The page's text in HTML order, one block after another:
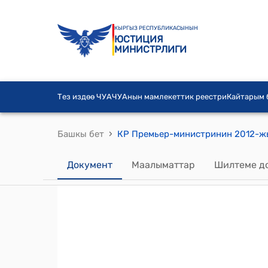
КЫРГЫЗ РЕСПУБЛИКАСЫНЫН
ЮСТИЦИЯ
МИНИСТРЛИГИ
Тез издөө ЧУАЧУАнын мамлекеттик реестриКайтарым
Башкы бет ›
Документ Маалыматтар Шилтеме